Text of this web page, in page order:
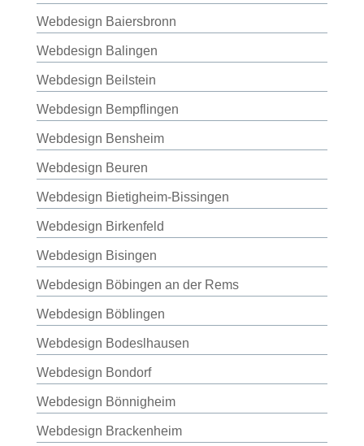
Webdesign Baiersbronn
Webdesign Balingen
Webdesign Beilstein
Webdesign Bempflingen
Webdesign Bensheim
Webdesign Beuren
Webdesign Bietigheim-Bissingen
Webdesign Birkenfeld
Webdesign Bisingen
Webdesign Böbingen an der Rems
Webdesign Böblingen
Webdesign Bodeslhausen
Webdesign Bondorf
Webdesign Bönnigheim
Webdesign Brackenheim